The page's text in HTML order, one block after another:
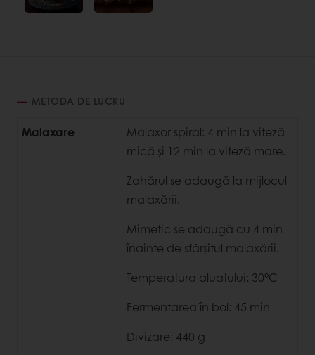
METODA DE LUCRU
Malaxare
Malaxor spiral: 4 min la viteză
mică şi 12 min la viteză mare.
Zahărul se adaugă la mijlocul
malaxării.
Mimetic se adaugă cu 4 min
înainte de sfârşitul malaxării.
Temperatura aluatului: 30°C
Fermentarea în bol: 45 min
Divizare: 440 g